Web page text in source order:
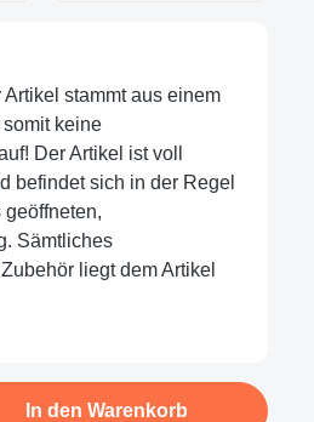
Artikel stammt aus einem
keine
Der Artikel ist voll
befindet sich in der Regel
geöffneten,
Sämtliches
liegt dem Artikel
den gewünschten
In den Warenkorb